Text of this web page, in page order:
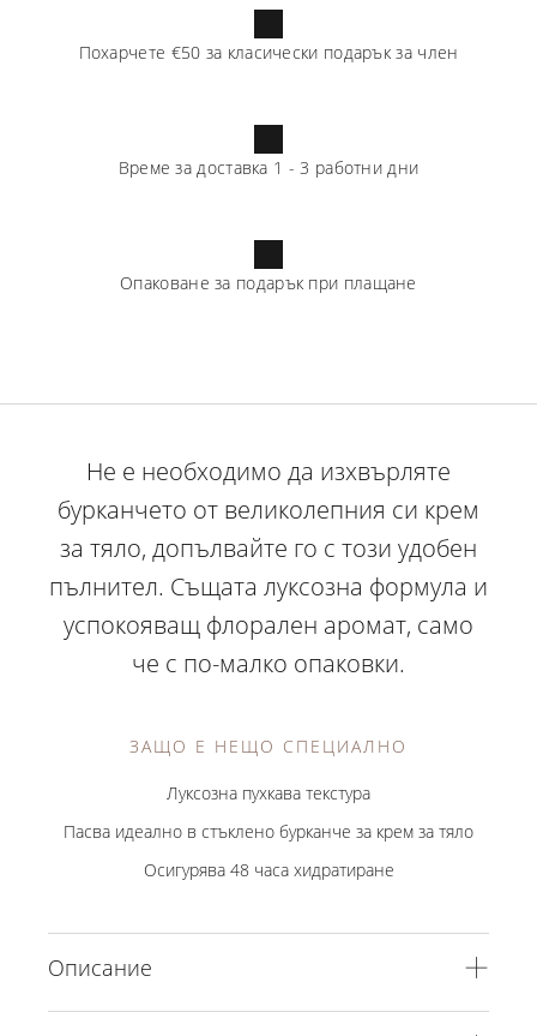
Похарчете €50 за класически подарък за член
Време за доставка 1 - 3 работни дни
Опаковане за подарък при плащане
Не е необходимо да изхвърляте
бурканчето от великолепния си крем
за тяло, допълвайте го с този удобен
пълнител. Същата луксозна формула и
успокояващ флорален аромат, само
че с по-малко опаковки.
ЗАЩО Е НЕЩО СПЕЦИАЛНО
Луксозна пухкава текстура
Пасва идеално в стъклено бурканче за крем за тяло
Осигурява 48 часа хидратиране
Описание